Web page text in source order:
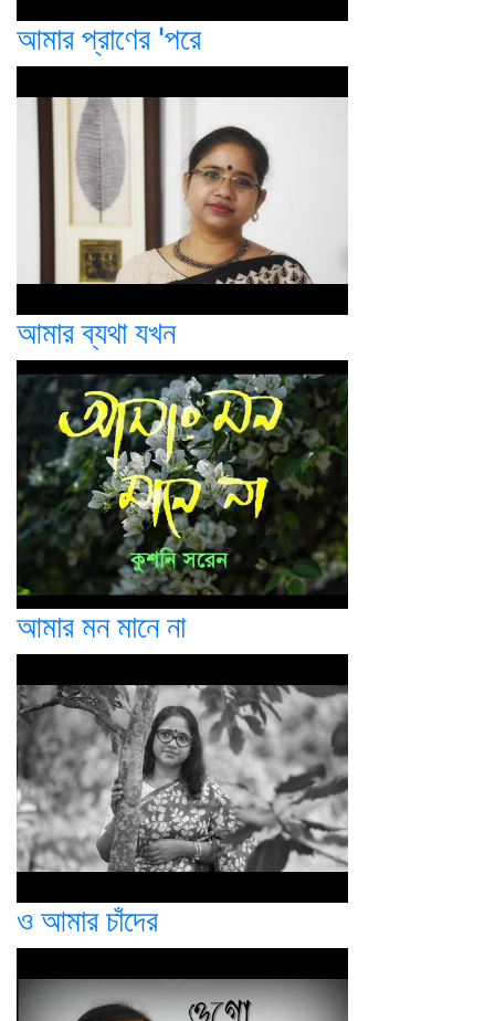
আমার প্রাণের 'পরে
আমার ব্যথা যখন
আমার মন মানে না
ও আমার চাঁদের